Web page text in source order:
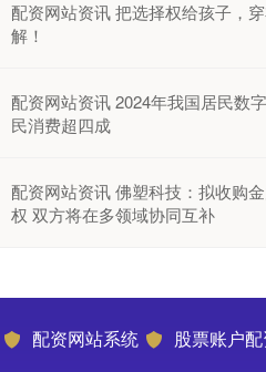
配资网站资讯 把选择权给孩子，
解！
配资网站资讯 2024年我国居民数
民消费超四成
配资网站资讯 佛塑科技：拟收购
权 双方将在多领域协同互补
配资网站系统 股票账户